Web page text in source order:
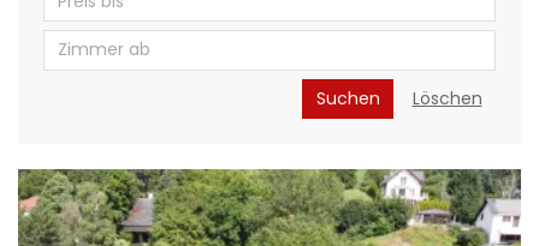
Suchen Löschen